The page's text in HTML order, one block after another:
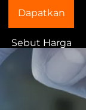
Dapatkan
Sebut Harga